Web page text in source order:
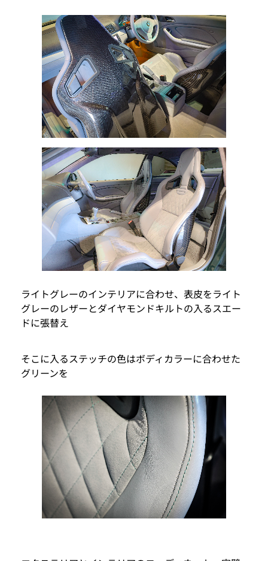
ライトグレーのインテリアに合わせ、表皮をライト
グレーのレザーとダイヤモンドキルトの入るスエー
ドに張替え
そこに入るステッチの色はボディカラーに合わせた
グリーンを